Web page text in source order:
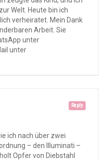
Welt. Heute bin ich
verheiratet. Mein Dank
Arbeit. Sie
unter
unter
Reply
ich nach über zwei
– den Illuminati –
Opfer von Diebstahl